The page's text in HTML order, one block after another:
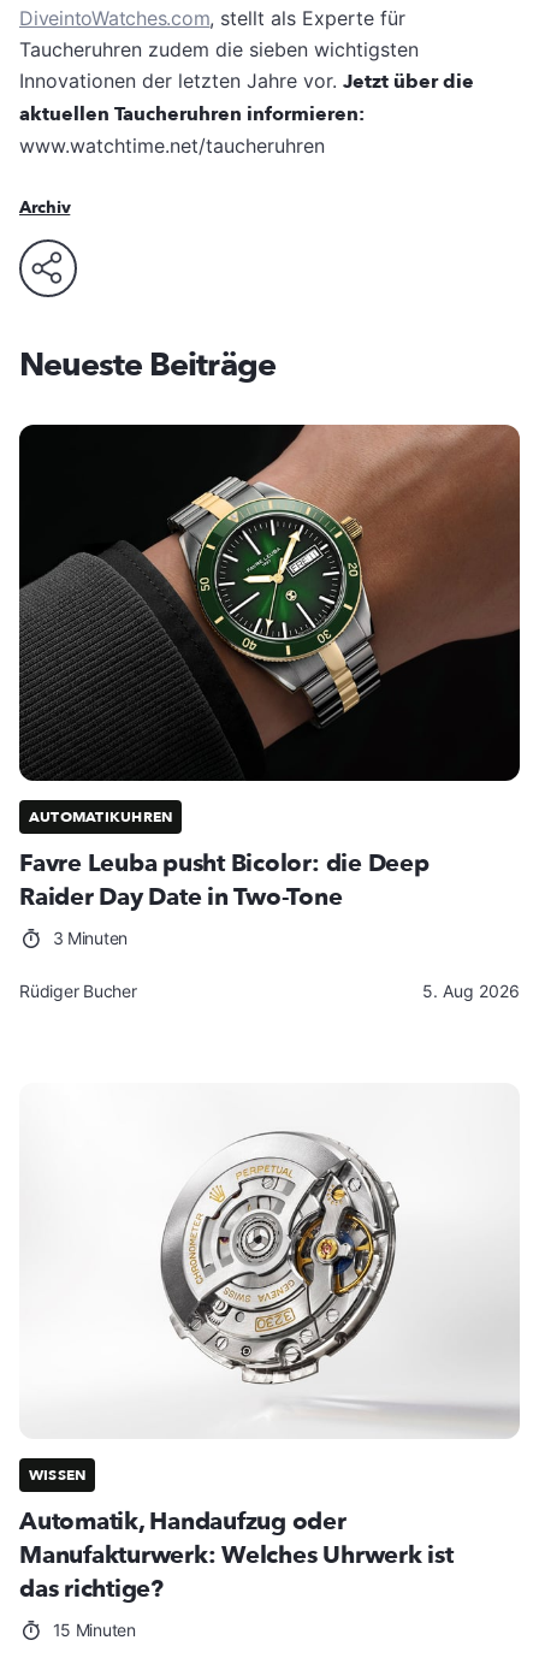
DiveintoWatches.com, stellt als Experte für
Taucheruhren zudem die sieben wichtigsten
Innovationen der letzten Jahre vor. Jetzt über die
aktuellen Taucheruhren informieren:
www.watchtime.net/taucheruhren
Archiv
Neueste Beiträge
AUTOMATIKUHREN
Favre Leuba pusht Bicolor: die Deep
Raider Day Date in Two-Tone
3 Minuten
Rüdiger Bucher 5. Aug 2026
WISSEN
Automatik, Handaufzug oder
Manufakturwerk: Welches Uhrwerk ist
das richtige?
15 Minuten